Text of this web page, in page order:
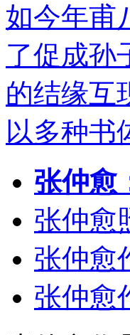
如今年甫
了促成孙
的结缘互
以多种
张仲愈
张仲愈
张仲愈
张仲愈